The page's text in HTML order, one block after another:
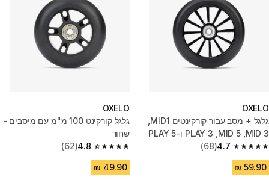
OXELO
‏MID 3, ‏MID 5, ‏PLAY 3 ו-PLAY 5
(קדמי)
4.7
4.7 out of 5 stars from 68 reviews
(68)
OXELO
גלגל קורקינט 100 מ"מ עם מיסבים -
שחור
4.8
4.8 out of 5 stars from 62 reviews
(62)